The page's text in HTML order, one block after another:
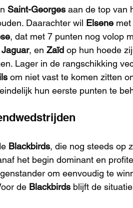
Saint-Georges aan de top van
Daarachter wil Elsene
, dat met 7 punten nog volop
Jaguar, en Zaïd op hun hoede
Lager in de rangschikking
om niet vast te komen zitten
hun eerste punten te
Blackbirds, die nog steeds op
het begin dominant en
om eenvoudig te
de Blackbirds blijft de